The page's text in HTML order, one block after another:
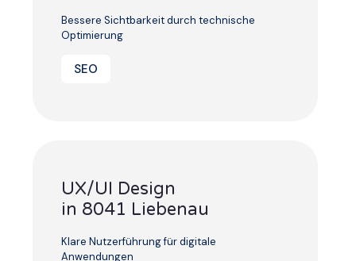
Bessere Sichtbarkeit durch technische
Optimierung
SEO
UX/UI Design
in 8041 Liebenau
Klare Nutzerführung für digitale
Anwendungen